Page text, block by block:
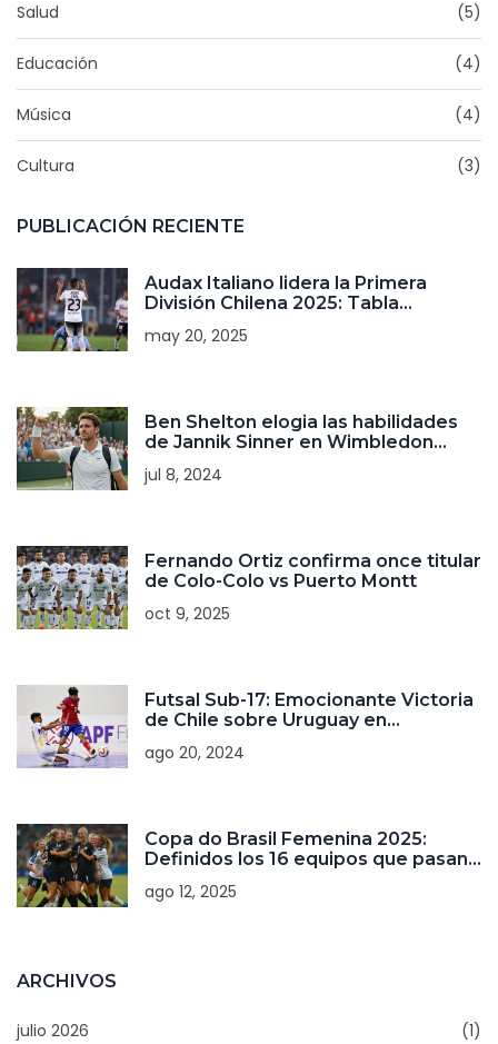
Salud (5)
Educación (4)
Música (4)
Cultura (3)
PUBLICACIÓN RECIENTE
Audax Italiano lidera la Primera
División Chilena 2025: Tabla
campeonato
may 20, 2025
Ben Shelton elogia las habilidades
de Jannik Sinner en Wimbledon
jul 8, 2024
Fernando Ortiz confirma once titular
de Colo-Colo vs Puerto Montt
oct 9, 2025
Futsal Sub-17: Emocionante Victoria
de Chile sobre Uruguay en
ago 20, 2024
Copa do Brasil Femenina 2025:
Definidos los 16 equipos que pasan
ago 12, 2025
ARCHIVOS
julio 2026 (1)